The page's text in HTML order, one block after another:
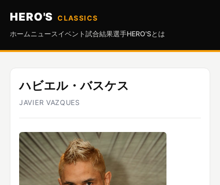
HERO'S
CLASSICS
ホーム ニュースイベント試合結果選手HERO'Sとは
ハビエル・バスケス
JAVIER VAZQUES